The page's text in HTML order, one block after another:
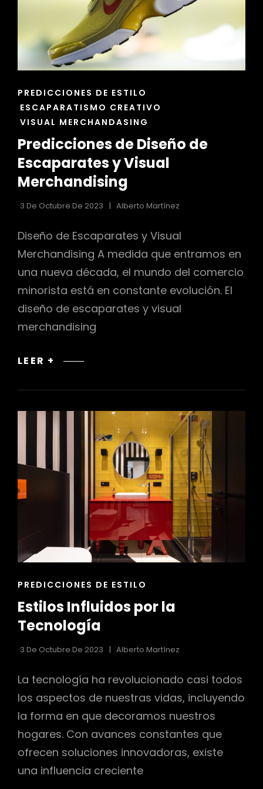
ENLACES
DE
LAS
PREDICCIONES DE ESTILO
ESCAPARATISMO CREATIVO
VISUAL MERCHANDASING
Predicciones de Diseño de
Escaparates y Visual
Merchandising
3 De Octubre De 2023 Alberto Martínez
Diseño de Escaparates y Visual
Merchandising A medida que entramos en
una nueva década, el mundo del comercio
minorista está en constante evolución. El
diseño de escaparates y visual
merchandising
LEER +
PREDICCIONES
DISEÑO
ESCAPARATES
VISUAL
MERCHANDISING
ENLACES
LAS
CATEGORÍAS
PREDICCIONES DE ESTILO
Estilos Influidos por la
Tecnología
3 De Octubre De 2023 Alberto Martínez
La tecnología ha revolucionado casi todos
los aspectos de nuestras vidas, incluyendo
la forma en que decoramos nuestros
hogares. Con avances constantes que
ofrecen soluciones innovadoras, existe
una influencia creciente